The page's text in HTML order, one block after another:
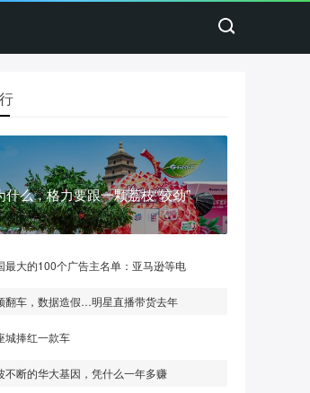
什么，格力要跟一颗荔枝“较劲”
最大的100个广告主名单：亚马逊等电
翻车，数据造假…明星直播带货去年
城捧红一款车
不断的华大基因，凭什么一年多赚